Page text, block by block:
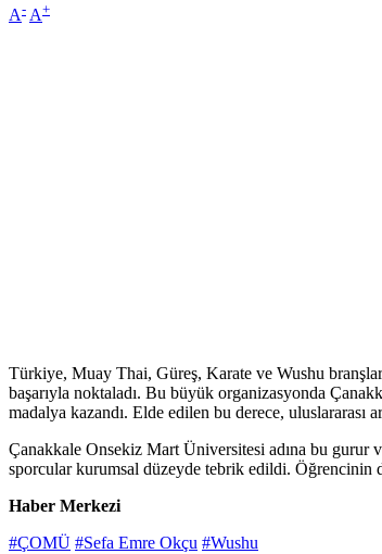
A- A+
Türkiye, Muay Thai, Güreş, Karate ve Wushu
başarıyla noktaladı. Bu büyük organizasyonda
madalya kazandı. Elde edilen bu derece, uluslararası
Çanakkale Onsekiz Mart Üniversitesi adına bu gurur
sporcular kurumsal düzeyde tebrik edildi. Öğrencinin
Haber Merkezi
#ÇOMÜ #Sefa Emre Okçu #Wushu